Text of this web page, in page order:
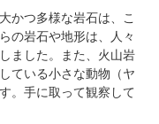
かつ多様な岩石は、こ
の岩石や地形は、人々
ました。また、火山岩
ている小さな動物（ヤ
。手に取って観察して